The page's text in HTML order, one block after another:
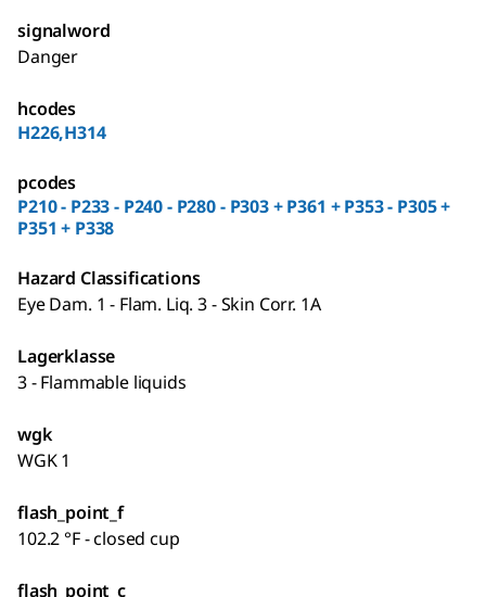
signalword
Danger
hcodes
H226,H314
pcodes
P210 - P233 - P240 - P280 - P303 + P361 + P353 - P305 +
P351 + P338
Hazard Classifications
Eye Dam. 1 - Flam. Liq. 3 - Skin Corr. 1A
Lagerklasse
3 - Flammable liquids
wgk
WGK 1
flash_point_f
102.2 °F - closed cup
flash_point_c